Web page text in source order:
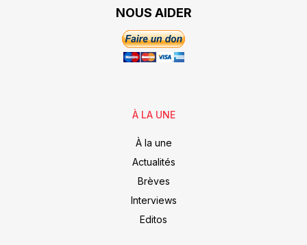
NOUS AIDER
À LA UNE
À la une
Actualités
Brèves
Interviews
Editos